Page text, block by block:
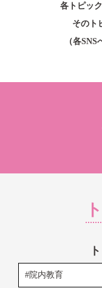
SNS公式アカウント
大阪本社：〒557-0051
各トピッ
そのト
（各